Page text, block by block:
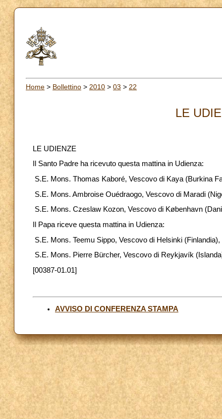
Home > Bollettino > 2010 > 03 > 22
LE
LE UDIENZE
Il Santo Padre ha ricevuto questa mattina in Udienza:
S.E. Mons. Thomas Kaboré, Vescovo di Kaya (Burkina
S.E. Mons. Ambroise Ouédraogo, Vescovo di Maradi
S.E. Mons. Czeslaw Kozon, Vescovo di København
Il Papa riceve questa mattina in Udienza:
S.E. Mons. Teemu Sippo, Vescovo di Helsinki
S.E. Mons. Pierre Bürcher, Vescovo di Reykjavík
[00387-01.01]
AVVISO DI CONFERENZA STAMPA